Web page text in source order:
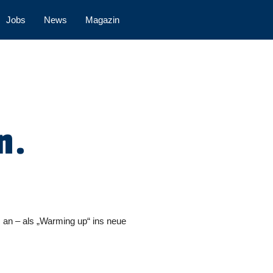
Jobs News Magazin
– als „Warming up“ ins neue